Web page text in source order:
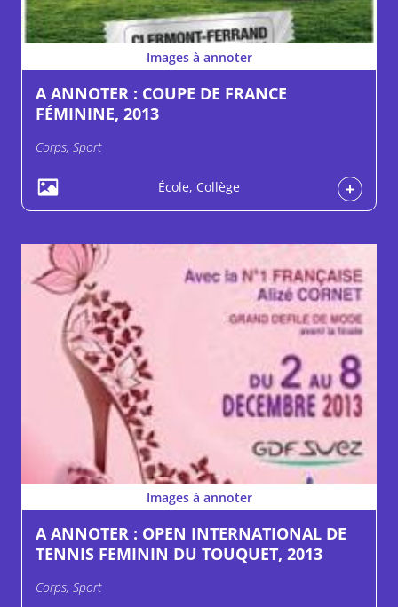
Images à annoter
A ANNOTER : COUPE DE FRANCE
FÉMININE, 2013
Corps, Sport
École, Collège
Images à annoter
A ANNOTER : OPEN INTERNATIONAL DE
TENNIS FEMININ DU TOUQUET, 2013
Corps, Sport